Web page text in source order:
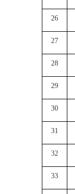
26
27
28
29
30
31
32
33